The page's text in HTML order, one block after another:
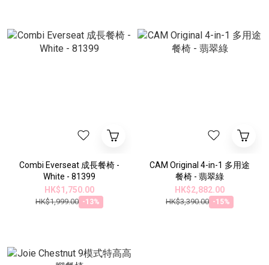
Combi Everseat 成長餐椅 -
White - 81399
HK$1,750.00
HK$1,999.00 -13%
CAM Original 4-in-1 多用途
餐椅 - 翡翠綠
HK$2,882.00
HK$3,390.00 -15%